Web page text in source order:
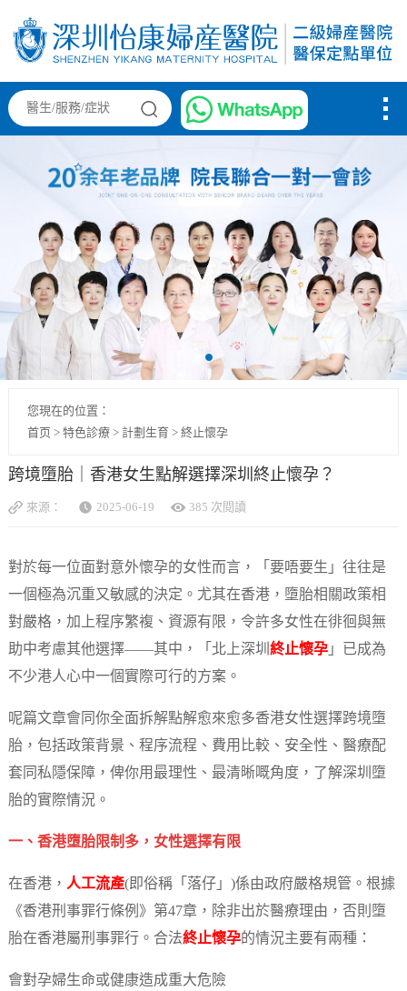
您現在的位置：
首页 > 特色診療> 計劃生育> 終止懷孕
跨境墮胎｜香港女生點解選擇深圳終止懷孕？
來源： 2025-06-19 385 次閱讀
對於每一位面對意外懷孕的女性而言，「要唔要生」往往是
一個極為沉重又敏感的決定。尤其在香港，墮胎相關政策相
對嚴格，加上程序繁複、資源有限，令許多女性在徘徊與無
助中考慮其他選擇——其中，「北上深圳 終止懷孕」已成為
不少港人心中一個實際可行的方案。
呢篇文章會同你全面拆解點解愈來愈多香港女性選擇跨境墮
胎，包括政策背景、程序流程、費用比較、安全性、醫療配
套同私隱保障，俾你用最理性、最清晰嘅角度，了解深圳墮
胎的實際情況。
一、香港墮胎限制多，女性選擇有限
在香港， 人工流產(即俗稱「落仔」)係由政府嚴格規管。根據
《香港刑事罪行條例》第47章，除非出於醫療理由，否則墮
胎在香港屬刑事罪行。合法終止懷孕的情況主要有兩種：
會對孕婦生命或健康造成重大危險